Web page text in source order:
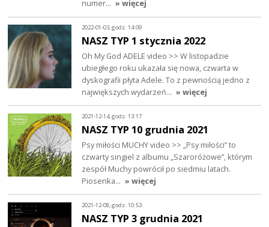
numer… » więcej
2022-01-03, godz. 14:09
NASZ TYP 1 stycznia 2022
Oh My God ADELE video >> W listopadzie
ubiegłego roku ukazała się nowa, czwarta w
dyskografii płyta Adele. To z pewnością jedno z
największych wydarzeń… » więcej
2021-12-14, godz. 13:17
NASZ TYP 10 grudnia 2021
Psy miłości MUCHY video >> „Psy miłości” to
czwarty singiel z albumu „Szaroróżowe”, którym
zespół Muchy powrócił po siedmiu latach.
Piosenka… » więcej
2021-12-08, godz. 10:53
NASZ TYP 3 grudnia 2021